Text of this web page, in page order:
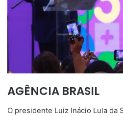
AGÊNCIA BRASIL
O presidente Luiz Inácio Lula da